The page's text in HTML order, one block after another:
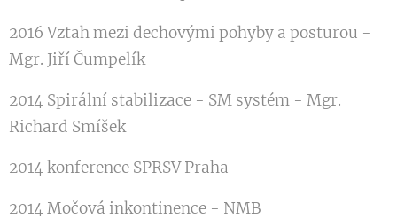
2016 Vztah mezi dechovými pohyby a posturou -
Mgr. Jiří Čumpelík
2014 Spirální stabilizace - SM systém - Mgr.
Richard Smíšek
2014 konference SPRSV Praha
2014 Močová inkontinence - NMB